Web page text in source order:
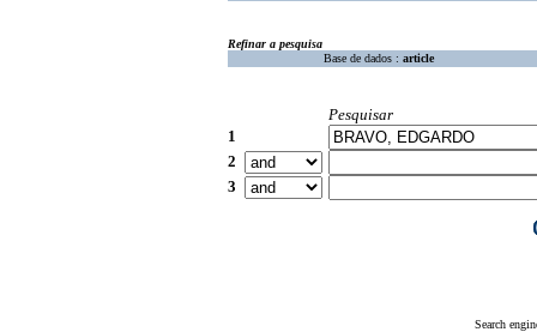
Refinar a pesquisa
Base de dados : article
Pesquisar
1
2
3
Search